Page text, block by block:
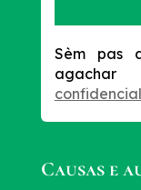
Sèm pas
Causas e